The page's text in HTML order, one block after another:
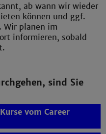
ab wann wir wieder
können und ggf.
Wir planen im
informieren, sobald
sind Sie
vom Career